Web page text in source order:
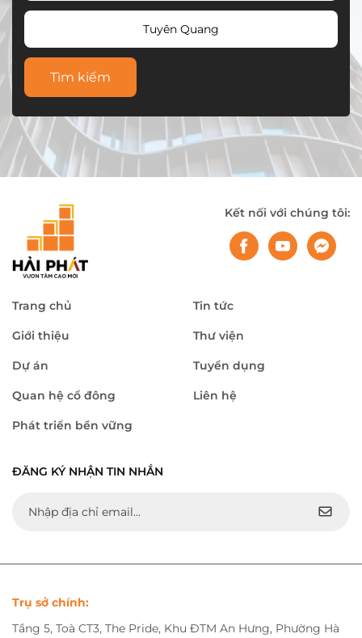
Tuyên Quang
Tìm kiếm
Kết nối với chúng tôi:
Trang chủ
Giới thiệu
Dự án
Quan hệ cổ đông
Phát triển bền vững
Tin tức
Thư viện
Tuyển dụng
Liên hệ
ĐĂNG KÝ NHẬN TIN NHẮN
Trụ sở chính:
Tầng 5, Toà CT3, The Pride, Khu ĐTM An Hưng, Phường Hà